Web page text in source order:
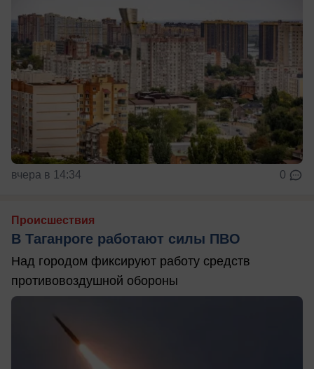
вчера в 14:34 0
Происшествия
В Таганроге работают силы ПВО
Над городом фиксируют работу средств
противовоздушной обороны